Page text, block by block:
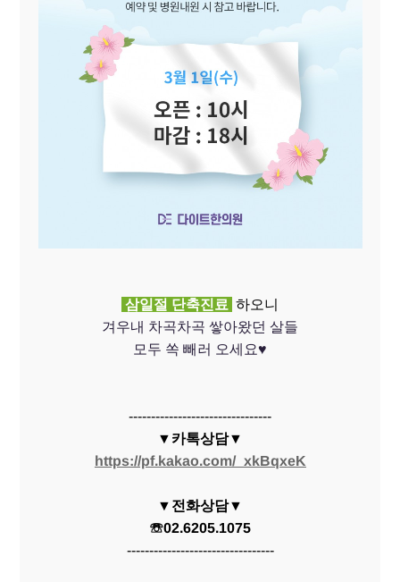
삼일절 단축진료 하오니
겨우내 차곡차곡 쌓아왔던 살들
모두 쏙 빼러 오세요♥
--------------------------------
▼카톡상담▼
https://pf.kakao.com/_xkBqxeK
▼전화상담▼
☏02.6205.1075
---------------------------------